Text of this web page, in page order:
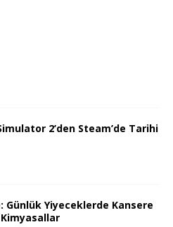
2’den Steam’de Tarihi
Günlük Yiyeceklerde Kansere